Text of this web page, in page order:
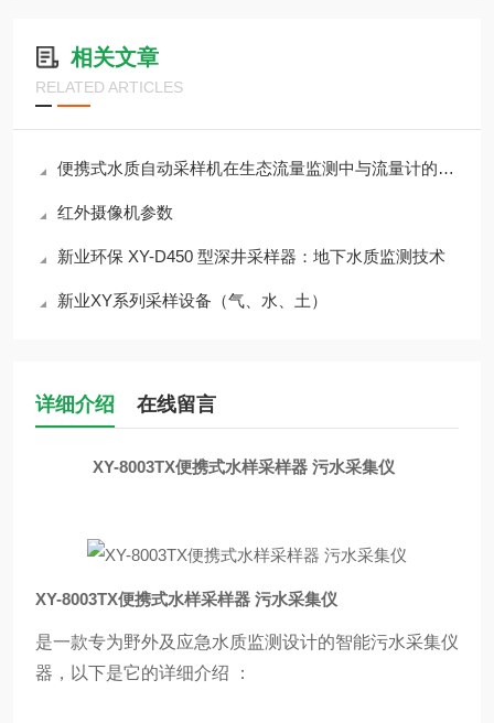
相关文章
RELATED ARTICLES
便携式水质自动采样机在生态流量监测中与流量计的联动控制策略
红外摄像机参数
新业环保 XY-D450 型深井采样器：地下水质监测技术
新业XY系列采样设备（气、水、土）
详细介绍 在线留言
XY-8003TX便携式水样采样器 污水采集仪
XY-8003TX便携式水样采样器 污水采集仪
是一款专为野外及应急水质监测设计的智能污水采集仪
器，以下是它的详细介绍 ：